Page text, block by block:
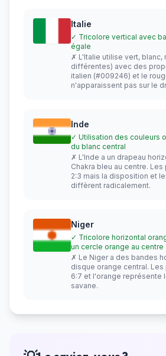
Italie
✓ Tricolore vertical avec
égale
✗ L'Italie utilise vert, blanc,
différentes) avec des
italien (#009246) et le
n'apparaissent pas sur le
Inde
✓ Utilisation des couleurs
du blanc central
✗ L'Inde a un drapeau
Chakra bleu au centre.
2:3 mais la disposition et
diffèrent radicalement.
Niger
✓ Tricolore horizontal
un cercle orange au centre
✗ Le Niger a des bandes
disque orange central.
6:7 et l'orange représente
savane.